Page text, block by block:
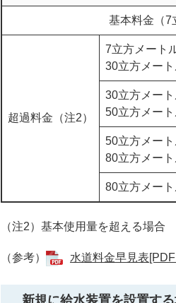
基本料金（7
超過料金（注2）
7立方メート
30立方メー
30立方メート
50立方メー
50立方メート
80立方メー
80立方メー
（注2）基本使用量を超える場合
（参考） 水道料金早見表
新規に給水装置を設置す